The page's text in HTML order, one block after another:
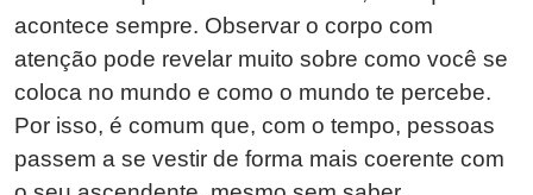
acontece sempre. Observar o corpo com
atenção pode revelar muito sobre como você se
coloca no mundo e como o mundo te percebe.
Por isso, é comum que, com o tempo, pessoas
passem a se vestir de forma mais coerente com